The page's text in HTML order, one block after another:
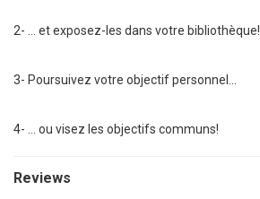
2- ... et exposez-les dans votre bibliothèque!
3- Poursuivez votre objectif personnel...
4- ... ou visez les objectifs communs!
Reviews